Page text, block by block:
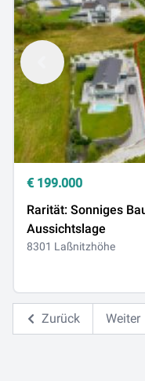
€ 199.000
Rarität: Sonniges
Aussichtslage
8301 Laßnitzhöhe
Zurück Weiter